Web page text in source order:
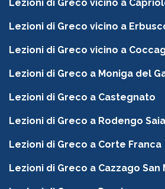
Lezioni di Greco vicino a
Lezioni di Greco vicino a
Lezioni di Greco vicino a
Lezioni di Greco a Moniga del
Lezioni di Greco a Castegnato
Lezioni di Greco a Rodengo
Lezioni di Greco a Corte Franca
Lezioni di Greco a Cazzago San